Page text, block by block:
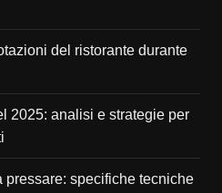
del ristorante durante
2025: analisi e strategie per
pressare: specifiche tecniche